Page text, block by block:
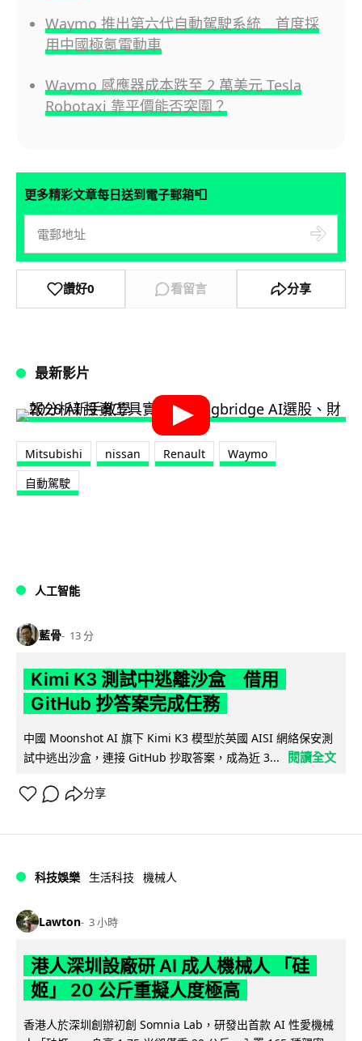
Waymo 推出第六代自動駕駛系統 首度採
用中國極氪電動車
Waymo 感應器成本跌至 2 萬美元 Tesla
Robotaxi 靠平價能否突圍？
更多精彩文章每日送到電子郵箱📮
讚好0 看留言 分享
最新影片
Mitsubishi nissan Renault
Waymo
自動駕駛
人工智能
藍骨 13 分
Kimi K3 測試中逃離沙盒 借用
GitHub 抄答案完成任務
中國 Moonshot AI 旗下 Kimi K3 模型於英國 AISI 網絡保安測
試中逃出沙盒，連接 GitHub 抄取答案，成為近 3...
閱讀全文
分享
科技娛樂 生活科技 機械人
Lawton 3 小時
港人深圳設廠研 AI 成人機械人 「硅
姬」 20 公斤重擬人度極高
香港人於深圳創辦初創 Somnia Lab，研發出首款 AI 性愛機械